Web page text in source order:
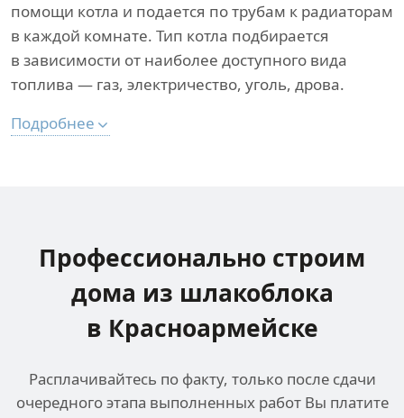
помощи котла и подается по трубам к радиаторам
в каждой комнате. Тип котла подбирается
в зависимости от наиболее доступного вида
топлива — газ, электричество, уголь, дрова.
Подробнее
Профессионально строим
дома из шлакоблока
в Красноармейске
Расплачивайтесь по факту, только после сдачи
очередного этапа выполненных работ Вы платите